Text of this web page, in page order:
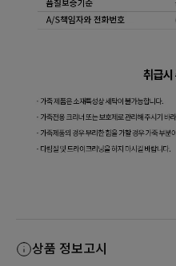
상품 정보고시